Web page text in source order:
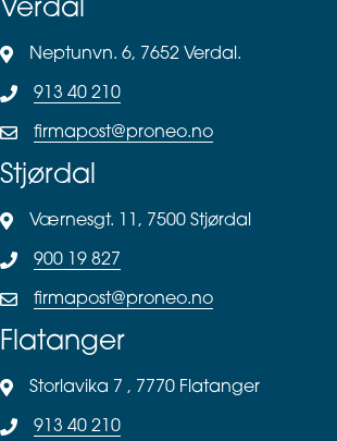
Verdal
Neptunvn. 6, 7652 Verdal.
913 40 210
firmapost@proneo.no
Stjørdal
Værnesgt. 11, 7500 Stjørdal
900 19 827
firmapost@proneo.no
Flatanger
Storlavika 7 , 7770 Flatanger
913 40 210